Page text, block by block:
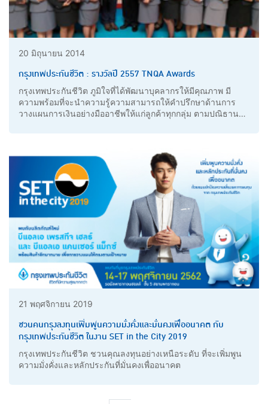
20 มิถุนายน 2014
กรุงเทพประกันชีวิต : รางวัลปี 2557 TNQA Awards
กรุงเทพประกันชีวิต ภูมิใจที่ได้พัฒนาบุคลากรให้มีคุณภาพ มี
ความพร้อมที่จะนำความรู้ความสามารถให้คำปรึกษาด้านการ
วางแผนการเงินอย่างมืออาชีพให้แก่ลูกค้าทุกกลุ่ม ตามปณิธาน
21 พฤศจิกายน 2019
ชวนคนกรุงลงทุนเพิ่มพูนความมั่งคั่งและมั่นคงเพื่ออนาคต กับ
กรุงเทพประกันชีวิต ในงาน SET in the City 2019
กรุงเทพประกันชีวิต ชวนคุณลงทุนอย่างเหนือระดับ ที่จะเพิ่มพูน
ความมั่งคั่งและหลักประกันที่มั่นคงเพื่ออนาคต